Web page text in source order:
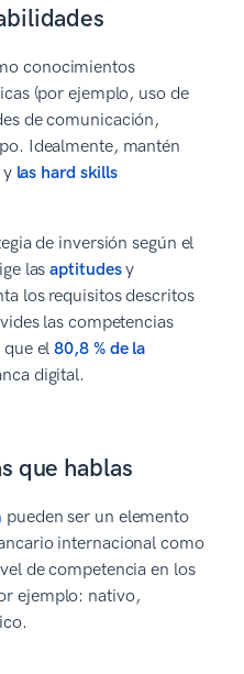
conocimientos
(por ejemplo, uso de
de comunicación,
Idealmente, mantén
y las hard skills
de inversión según el
lasaptitudesy
los requisitos descritos
las competencias
que el80,8 % de la
digital.
que hablas
pueden ser un elemento
internacional como
de competencia en los
ejemplo: nativo,